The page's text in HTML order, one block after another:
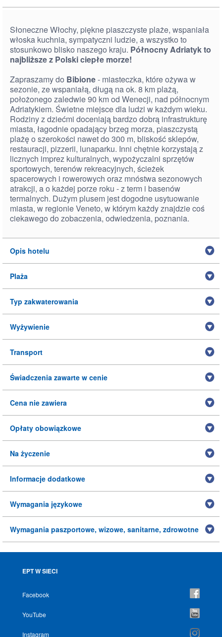
Słoneczne Włochy, piękne piaszczyste plaże, wspaniała
włoska kuchnia, sympatyczni ludzie, a wszystko to
stosunkowo blisko naszego kraju. Północny Adriatyk to
najbliższe z Polski ciepłe morze!
Zapraszamy do Bibione- miasteczka, które ożywa w
sezonie, ze wspaniałą, długą na ok. 8 km plażą,
położonego zaledwie 90 km od Wenecji, nad północnym
Adriatykiem. Świetne miejsce dla ludzi w każdym wieku.
Rodziny z dziećmi doceniają bardzo dobrą infrastrukturę
miasta, łagodnie opadający brzeg morza, piaszczystą
plażę o szerokości nawet do 300 m, bliskość sklepów,
restauracji, pizzerii, lunaparku. Inni chętnie korzystają z
licznych imprez kulturalnych, wypożyczalni sprzętów
sportowych, terenów rekreacyjnych, ścieżek
spacerowych i rowerowych oraz mnóstwa sezonowych
atrakcji, a o każdej porze roku - z term i basenów
termalnych. Dużym plusem jest dogodne usytuowanie
miasta, w regionie Veneto, w którym każdy znajdzie coś
ciekawego do zobaczenia, odwiedzenia, poznania.
Opis hotelu
Plaża
Typ zakwaterowania
Wyżywienie
Transport
Świadczenia zawarte w cenie
Cena nie zawiera
Opłaty obowiązkowe
Na życzenie
Informacje dodatkowe
Wymagania językowe
Wymagania paszportowe, wizowe, sanitarne, zdrowotne
EPT W SIECI
Facebook
YouTube
Instagram